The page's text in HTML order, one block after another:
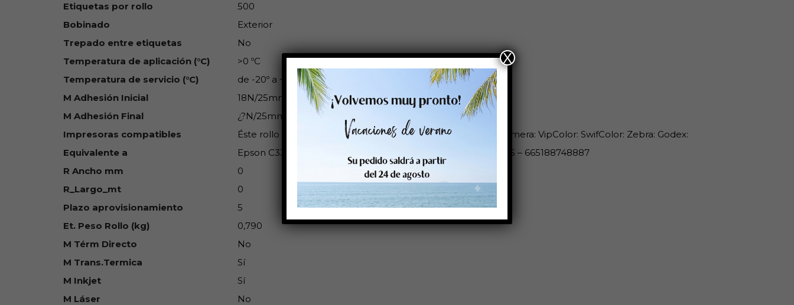
Etiquetas por rollo
500
Bobinado
Exterior
Trepado entre etiquetas
No
Temperatura de aplicación (°C)
>0 ºC
Temperatura de servicio (°C)
de -20º a +80ºC
M Adhesión Inicial
18N/25mm
M Adhesión Final
¿?N/25mm
Impresoras compatibles
Éste rollo es compatible con: Cab: Epson Colorwork: Sato: Primera: VipColor: SwifColor: Zebra: Godex:
Equivalente a
Epson C33S045721 – 8715946547374 Priemra DTM 074888HIS – 665188748887
R Ancho mm
0
R_Largo_mt
0
Plazo aprovisionamiento
5
Et. Peso Rollo (kg)
0,790
M Térm Directo
No
M Trans.Termica
Sí
M Inkjet
Sí
M Láser
No
X